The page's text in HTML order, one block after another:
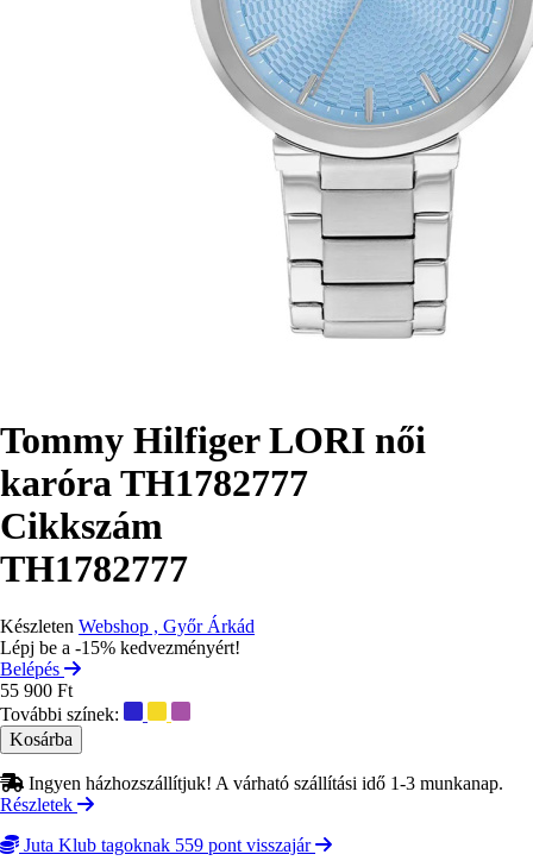
Tommy Hilfiger LORI női
karóra TH1782777
Cikkszám
TH1782777
Készleten Webshop , Győr Árkád
Lépj be a -15% kedvezményért!
Belépés
55 900 Ft
További színek:
Ingyen házhozszállítjuk! A várható szállítási idő 1-3 munkanap.
Részletek
Juta Klub tagoknak 559 pont visszajár